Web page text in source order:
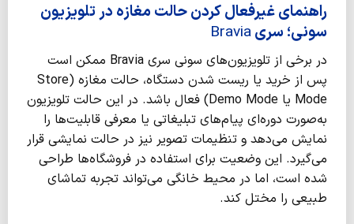
راهنمای غیرفعال کردن حالت مغازه در تلویزیون
سونی؛ سریBravia
در برخی از تلویزیون‌های سونی سری Bravia ممکن است
پس از خرید یا ریست شدن دستگاه، حالت مغازه (Store
Mode یا Demo Mode) فعال باشد. در این حالت تلویزیون
به‌صورت دوره‌ای پیام‌های تبلیغاتی یا معرفی قابلیت‌ها را
نمایش می‌دهد و تنظیمات تصویر نیز در حالت نمایشی قرار
می‌گیرد. این وضعیت برای استفاده در فروشگاه‌ها طراحی
شده است، اما در محیط خانگی می‌تواند تجربه تماشای
طبیعی را مختل کند.